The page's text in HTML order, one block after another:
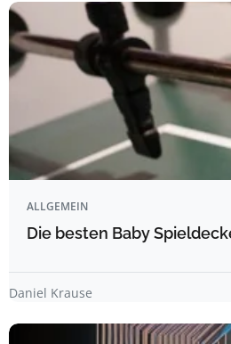
ALLGEMEIN
Die besten Baby
Daniel Krause